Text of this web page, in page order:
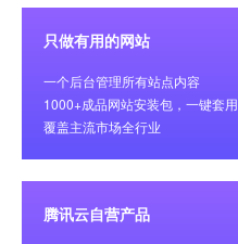
只做有用的网站
一个后台管理所有站点内容
1000+成品网站安装包，一键套用
覆盖主流市场全行业
腾讯云自营产品